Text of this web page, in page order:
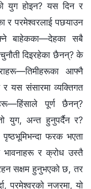
युग होइन? यस दिन र
र परमेश्‍वरलाई पछयाउन
बाहेकका—देहका सबै
दिइरहेका छैनन्? के
आफ्नै
यस संसारमा व्यक्तिगत
पूर्ण छैनन्?
युग, अन्त हुनुपर्दैन र?
फरक भएता
भावनाहरू र क्रोध उस्तै
सक्षम हुनुभएको छ, तर
परमेश्‍वरको नजरमा, यो